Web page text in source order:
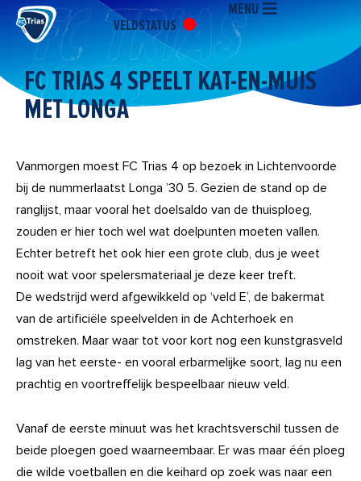
naar
inhoud
VELDSTATUS
MENU
FC TRIAS 4 SPEELT KAT-EN-MUIS
MET LONGA
Vanmorgen moest FC Trias 4 op bezoek in Lichtenvoorde
bij de nummerlaatst Longa ’30 5. Gezien de stand op de
ranglijst, maar vooral het doelsaldo van de thuisploeg,
zouden er hier toch wel wat doelpunten moeten vallen.
Echter betreft het ook hier een grote club, dus je weet
nooit wat voor spelersmateriaal je deze keer treft.
De wedstrijd werd afgewikkeld op ‘veld E’, de bakermat
van de artificiële speelvelden in de Achterhoek en
omstreken. Maar waar tot voor kort nog een kunstgrasveld
lag van het eerste- en vooral erbarmelijke soort, lag nu een
prachtig en voortreffelijk bespeelbaar nieuw veld.
Vanaf de eerste minuut was het krachtsverschil tussen de
beide ploegen goed waarneembaar. Er was maar één ploeg
die wilde voetballen en die keihard op zoek was naar een